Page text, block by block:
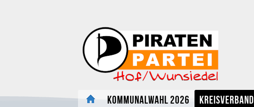
Kommunalwahl 2026 Kreisverband